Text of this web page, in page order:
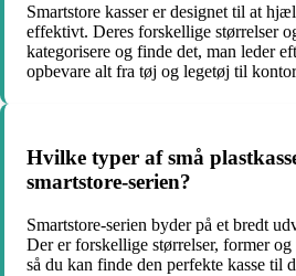
Smartstore kasser er designet til at
effektivt. Deres forskellige størrelser
kategorisere og finde det, man leder
opbevare alt fra tøj og legetøj til
Hvilke typer af små
smartstore-serien?
Smartstore-serien byder på et bredt
Der er forskellige størrelser, former
så du kan finde den perfekte kasse til